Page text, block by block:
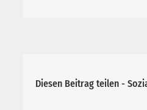
Diesen Beitrag teilen -